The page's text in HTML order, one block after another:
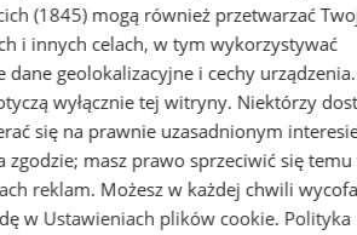
41-200 Sosnowiec
(1845)mogą również przetwarzać
i innych celach, w tym wykorzystywać
dane geolokalizacyjne i cechy
wyłącznie tej witryny. Niektórzy
się na prawnie uzasadnionym
zgodzie; masz prawo sprzeciwić się temu
reklam. Możesz w każdej chwili
w Ustawieniach plików cookie. Polityka